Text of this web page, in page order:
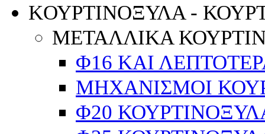
KΟΥΡΤΙΝΟΞΥΛΑ -
ΜΕΤΑΛΛΙΚΑ
Φ16 ΚΑΙ
ΜΗΧΑΝΙΣΜΟΙ
Φ20